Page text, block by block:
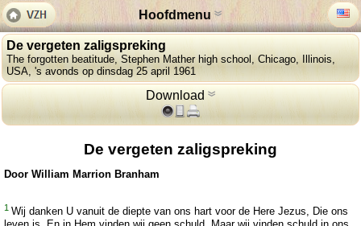
Hoofdmenu
De vergeten zaligspreking
The forgotten beatitude, Stephen Mather high school, Chicago, Illinois,
USA, 's avonds op dinsdag 25 april 1961
Download
De vergeten zaligspreking
Door William Marrion Branham
1 Wij danken U vanuit de diepte van ons hart voor de Here Jezus, Die ons